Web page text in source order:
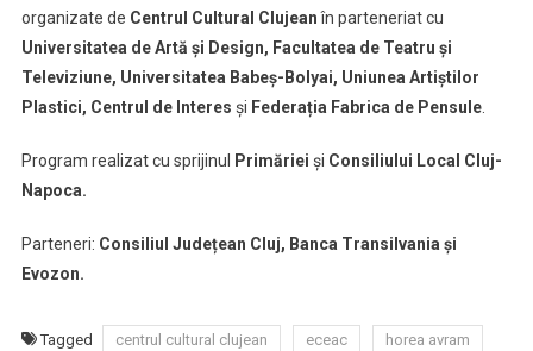
organizate de Centrul Cultural Clujeanîn parteneriat cu
Universitatea de Artă și Design, Facultatea de Teatru și
Televiziune, Universitatea Babeș-Bolyai, Uniunea Artiștilor
Plastici, Centrul de Interes și Federația Fabrica de Pensule.
Program realizat cu sprijinul Primăriei şi Consiliului Local Cluj-
Napoca.
Parteneri: Consiliul Județean Cluj, Banca Transilvania și
Evozon.
Tagged centrul cultural clujean eceac
horea avram